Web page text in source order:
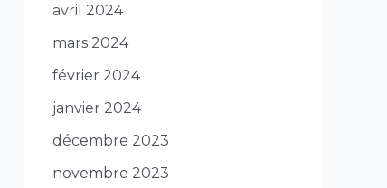
avril 2024
mars 2024
février 2024
janvier 2024
décembre 2023
novembre 2023